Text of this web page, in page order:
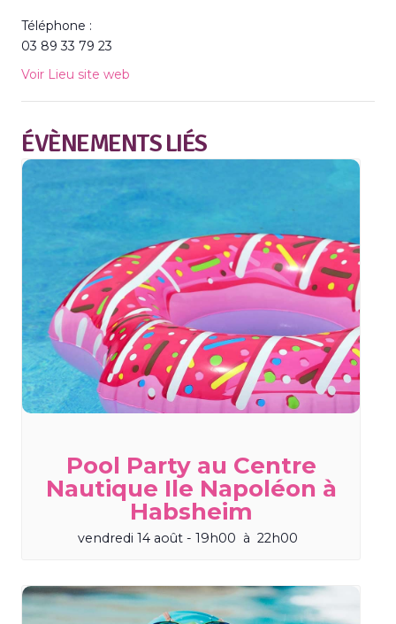
Téléphone :
03 89 33 79 23
Voir Lieu site web
ÉVÈNEMENTS LIÉS
Pool Party au Centre
Nautique Ile Napoléon à
Habsheim
vendredi 14 août - 19h00 à 22h00